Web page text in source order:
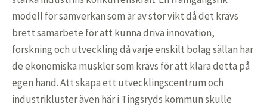
modell för samverkan som är av stor vikt då det krävs
brett samarbete för att kunna driva innovation,
forskning och utveckling då varje enskilt bolag sällan har
de ekonomiska muskler som krävs för att klara detta på
egen hand. Att skapa ett utvecklingscentrum och
industrikluster även här i Tingsryds kommun skulle